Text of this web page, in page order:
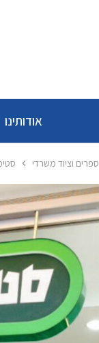
אודותינו
ספרים וציוד משרדי